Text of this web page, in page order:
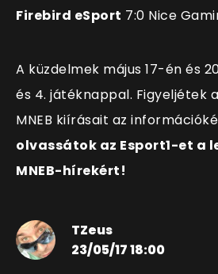
Firebird eSport 7:0 Nice
A küzdelmek május 17-én és
és 4. játéknappal. Figyeljétek a
MNEB kiírásait az
olvassátok az Esport1-et a
MNEB-hírekért!
TZeus
23/05/17 18:00